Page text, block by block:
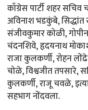
काँग्रेस पार्टी शहर
अविनाश भडकुंबे, सिद्धांत
संजीवकुमार कोळी,
चंदनशिवे, हृदयनाथ
राजा कुलकर्णी, रोहन
चोळे, विश्वजीत तपसारे,
कुलकर्णी, राजू चवळे,
सहभाग नोंदवला.